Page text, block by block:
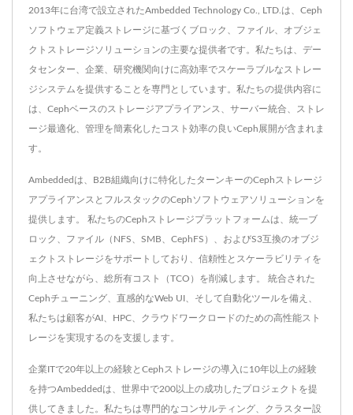
2013年に台湾で設立されたAmbedded Technology Co., LTD.は、Ceph
ソフトウェア定義ストレージに基づくブロック、ファイル、オブジェ
クトストレージソリューションの主要な提供者です。私たちは、デー
タセンター、企業、研究機関向けに高効率でスケーラブルなストレー
ジシステムを提供することを専門としています。私たちの提供内容に
は、Cephベースのストレージアプライアンス、サーバー統合、ストレ
ージ最適化、管理を簡素化したコスト効率の良いCeph展開が含まれま
す。
Ambeddedは、B2B組織向けに特化したターンキーのCephストレージ
アプライアンスとフルスタックのCephソフトウェアソリューションを
提供します。 私たちのCephストレージプラットフォームは、統一ブ
ロック、ファイル（NFS、SMB、CephFS）、およびS3互換のオブジ
ェクトストレージをサポートしており、信頼性とスケーラビリティを
向上させながら、総所有コスト（TCO）を削減します。 統合された
Cephチューニング、直感的なWeb UI、そして自動化ツールを備え、
私たちは顧客がAI、HPC、クラウドワークロードのための高性能スト
レージを実現するのを支援します。
企業ITで20年以上の経験とCephストレージの導入に10年以上の経験
を持つAmbeddedは、世界中で200以上の成功したプロジェクトを提
供してきました。私たちは専門的なコンサルティング、クラスター設